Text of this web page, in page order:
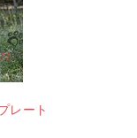
レート